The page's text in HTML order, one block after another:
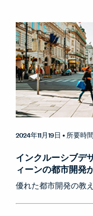
2024年11月19日 • 所要時
インクルーシブデ
ィーンの都市開発
優れた都市開発の教え